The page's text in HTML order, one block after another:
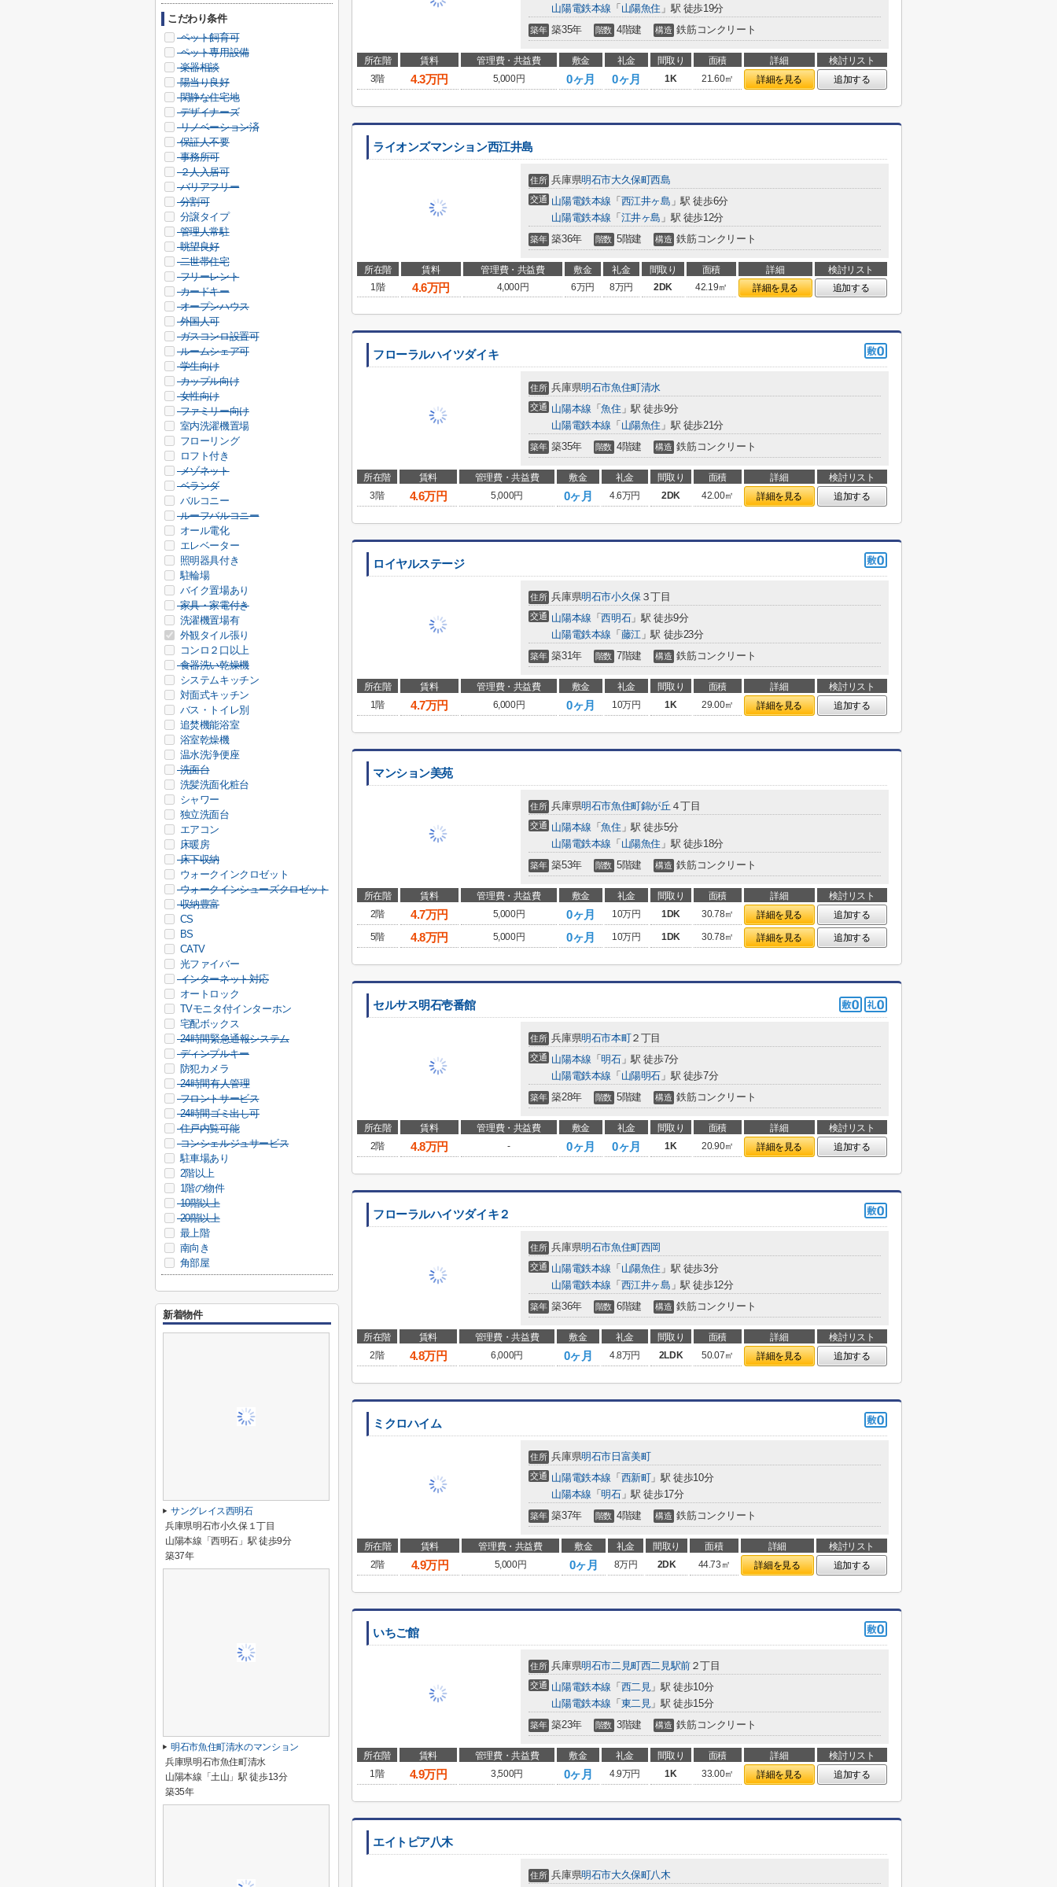
山陽電鉄本線 「 山陽魚住 」駅 徒歩19分
築年 築35年 階数 4階建 構造 鉄筋コンクリート
所在階 賃料 管理費・共益費 敷金 礼金 間取り 面積 詳細
検討リスト
3階
4.3万円 5,000円 0ヶ月 0ヶ月 1K 21.60㎡ 詳細を見る 追加する
ライオンズマンション西江井島
住所 兵庫県明石市大久保町西島
交通 山陽電鉄本線 「 西江井ヶ島 」駅 徒歩6分
山陽電鉄本線 「 江井ヶ島 」駅 徒歩12分
築年 築36年 階数 5階建 構造 鉄筋コンクリート
所在階 賃料 管理費・共益費 敷金 礼金 間取り 面積 詳細
検討リスト
1階
4.6万円 4,000円 6万円 8万円 2DK 42.19㎡ 詳細を見る 追加する
フローラルハイツダイキ
住所 兵庫県明石市魚住町清水
交通 山陽本線 「魚住 」駅 徒歩9分
山陽電鉄本線 「 山陽魚住 」駅 徒歩21分
築年 築35年 階数 4階建 構造 鉄筋コンクリート
所在階 賃料 管理費・共益費 敷金 礼金 間取り 面積 詳細
検討リスト
3階
4.6万円 5,000円 0ヶ月 4.6万円 2DK 42.00㎡ 詳細を見る 追加する
ロイヤルステージ
住所 兵庫県明石市小久保３丁目
交通 山陽本線 「西明石」駅 徒歩9分
山陽電鉄本線 「 藤江」駅 徒歩23分
築年 築31年 階数 7階建 構造 鉄筋コンクリート
所在階 賃料 管理費・共益費 敷金 礼金 間取り 面積 詳細
検討リスト
1階
4.7万円 6,000円 0ヶ月 10万円 1K 29.00㎡ 詳細を見る 追加する
マンション美苑
住所 兵庫県明石市魚住町錦が丘 ４丁目
交通 山陽本線 「魚住 」駅 徒歩5分
山陽電鉄本線 「 山陽魚住 」駅 徒歩18分
築年 築53年 階数 5階建 構造 鉄筋コンクリート
所在階 賃料 管理費・共益費 敷金 礼金 間取り 面積 詳細
検討リスト
2階
4.7万円 5,000円 0ヶ月 10万円 1DK 30.78㎡ 詳細を見る
追加する
5階
4.8万円 5,000円 0ヶ月 10万円 1DK 30.78㎡ 詳細を見る 追加する
セルサス明石壱番館
住所 兵庫県明石市本町２丁目
交通 山陽本線 「明石」駅 徒歩7分
山陽電鉄本線 「 山陽明石 」駅 徒歩7分
築年 築28年 階数 5階建 構造 鉄筋コンクリート
所在階 賃料 管理費・共益費 敷金 礼金 間取り 面積 詳細
検討リスト
2階
4.8万円 - 0ヶ月 0ヶ月 1K 20.90㎡ 詳細を見る 追加する
フローラルハイツダイキ２
住所 兵庫県明石市魚住町西岡
交通 山陽電鉄本線 「 山陽魚住 」駅 徒歩3分
山陽電鉄本線 「 西江井ヶ島 」駅 徒歩12分
築年 築36年 階数 6階建 構造 鉄筋コンクリート
所在階 賃料 管理費・共益費 敷金 礼金 間取り 面積 詳細
検討リスト
2階
4.8万円 6,000円 0ヶ月 4.8万円 2LDK 50.07㎡ 詳細を見る 追加する
ミクロハイム
住所 兵庫県明石市 日富美町
交通 山陽電鉄本線 「 西新町」駅 徒歩10分
山陽本線 「明石」駅 徒歩17分
築年 築37年 階数 4階建 構造 鉄筋コンクリート
所在階 賃料 管理費・共益費 敷金 礼金 間取り 面積 詳細
検討リスト
2階
4.9万円 5,000円 0ヶ月 8万円 2DK 44.73㎡ 詳細を見る 追加する
いちご館
住所 兵庫県明石市二見町西二見駅前２丁目
交通 山陽電鉄本線 「 西二見」駅 徒歩10分
山陽電鉄本線 「 東二見」駅 徒歩15分
築年 築23年 階数 3階建 構造 鉄筋コンクリート
所在階 賃料 管理費・共益費 敷金 礼金 間取り 面積 詳細
検討リスト
1階
4.9万円 3,500円 0ヶ月 4.9万円 1K 33.00㎡ 詳細を見る 追加する
エイトピア八木
住所 兵庫県明石市大久保町八木
こだわり条件
ペット飼育可
ペット専用設備
楽器相談
陽当り良好
閑静な住宅地
デザイナーズ
リノベーション済
保証人不要
事務所可
２人入居可
バリアフリー
分割可
分譲タイプ
管理人常駐
眺望良好
二世帯住宅
フリーレント
カードキー
オープンハウス
外国人可
ガスコンロ設置可
ルームシェア可
学生向け
カップル向け
女性向け
ファミリー向け
室内洗濯機置場
フローリング
ロフト付き
メゾネット
ベランダ
バルコニー
ルーフバルコニー
オール電化
エレベーター
照明器具付き
駐輪場
バイク置場あり
家具・家電付き
洗濯機置場有
外観タイル張り
コンロ２口以上
食器洗い乾燥機
システムキッチン
対面式キッチン
バス・トイレ別
追焚機能浴室
浴室乾燥機
温水洗浄便座
洗面台
洗髪洗面化粧台
シャワー
独立洗面台
エアコン
床暖房
床下収納
ウォークインクロゼット
ウォークインシューズクロゼット
収納豊富
CS
BS
CATV
光ファイバー
インターネット対応
オートロック
TVモニタ付インターホン
宅配ボックス
24時間緊急通報システム
ディンプルキー
防犯カメラ
24時間有人管理
フロントサービス
24時間ゴミ出し可
住戸内覧可能
コンシェルジュサービス
駐車場あり
2階以上
1階の物件
10階以上
20階以上
最上階
南向き
角部屋
新着物件
サングレイス西明石
兵庫県明石市小久保１丁目
山陽本線「西明石」駅 徒歩9分
築37年
明石市魚住町清水のマンション
兵庫県明石市魚住町清水
山陽本線「土山」駅 徒歩13分
築35年